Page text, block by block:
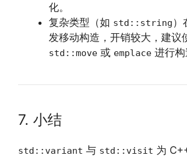
化。
复杂类型（如 std::string）
发移动构造，开销较大，建议
std::move 或 emplace 进行构
7. 小结
std::variant 与 std::visit 为